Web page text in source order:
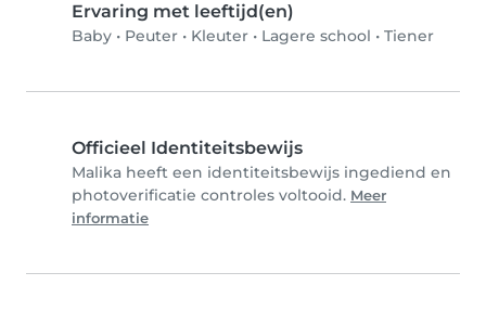
Ervaring met leeftijd(en)
Baby • Peuter • Kleuter • Lagere school • Tiener
Officieel Identiteitsbewijs
Malika heeft een identiteitsbewijs ingediend en
photoverificatie controles voltooid. Meer
informatie